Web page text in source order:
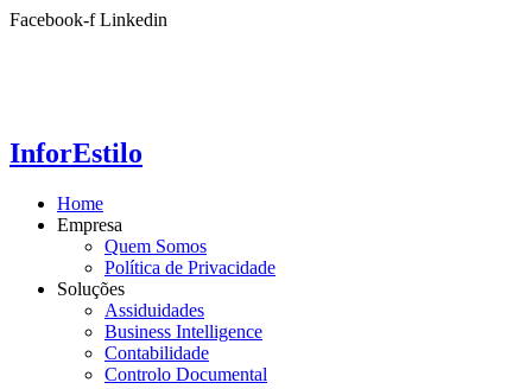
Ir
Facebook-f Linkedin
InforEstilo
Home
Empresa
Quem Somos
Política de Privacidade
Soluções
Assiduidades
Business Intelligence
Contabilidade
Controlo Documental